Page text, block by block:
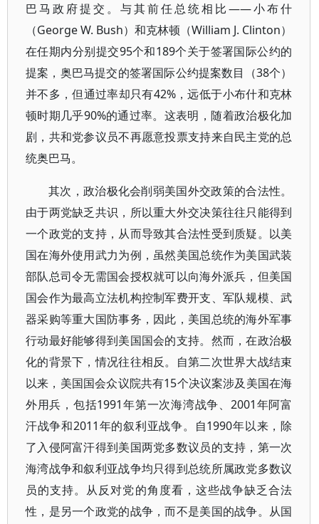
巴马政府提交。与其前任总统相比——小布什
（George W. Bush）和克林顿（William J. Clinton）
在任期内分别提交95个和189个关于签署国际公约的
提案，奥巴马提交的签署国际公约提案数目（38个）
并不多，但通过率却只有42%，远低于小布什和克林
顿时期几乎90%的通过率。这表明，随着政治极化加
剧，共和党参议员不再愿意投票支持来自民主党的总
统奥巴马。
其次，政治极化会削弱美国外交政策的合法性。
由于两党缺乏共识，所以重大外交决策往往只能得到
一个政党的支持，从而导致其合法性受到质疑。以美
国在海外使用武力为例，虽然美国总统作为美国武装
部队总司令无需国会授权就可以向海外派兵，但美国
国会作为最高立法机构控制军费开支、军队规模、武
器采购等重大国防事务，因此，美国总统的海外军事
行动最好能够得到美国国会的支持。然而，在政治极
化的背景下，情况往往相反。自第二次世界大战结束
以来，美国国会众议院共有15个决议案涉及美国在海
外用兵，包括1991年第一次海湾战争、2001年阿富
汗战争和2011年的叙利亚战争。自1990年以来，除
了入侵阿富汗得到美国两党多数议员的支持，第一次
海湾战争和叙利亚战争均只得到总统所属政党多数议
员的支持。从反对党的角度看，这些战争缺乏合法
性，是另一个政党的战争，而不是美国的战争。从国